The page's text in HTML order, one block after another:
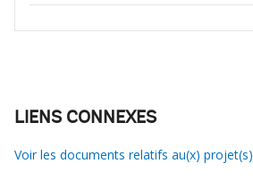
LIENS CONNEXES
Voir les documents relatifs au(x) projet(s)